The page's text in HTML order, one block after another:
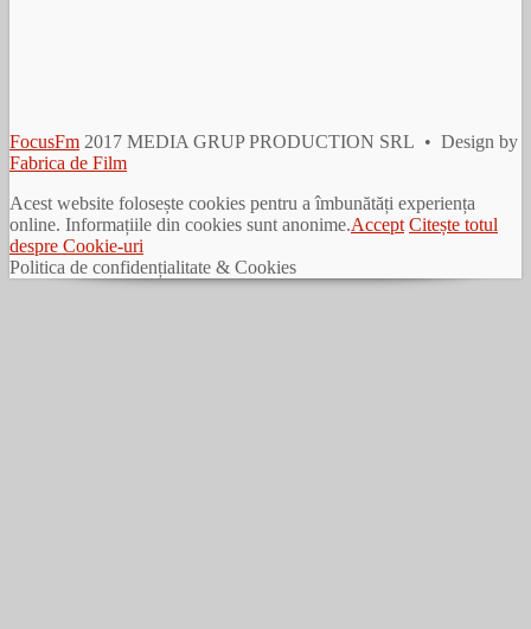
FocusFm 2017 MEDIA GRUP PRODUCTION SRL • Design by
Fabrica de Film
Acest website folosește cookies pentru a îmbunătăți experiența
online. Informațiile din cookies sunt anonime.Accept Citește totul
despre Cookie-uri
Politica de confidențialitate & Cookies